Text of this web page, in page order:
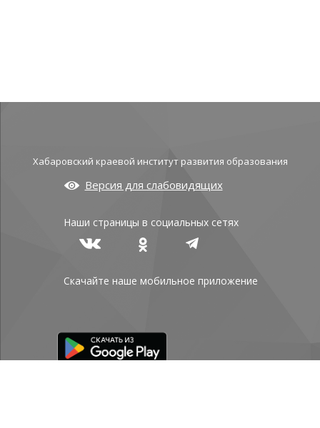
Хабаровский краевой институт развития образования
Версия для слабовидящих
Наши страницы в социальных сетях
Скачайте наше мобильное приложение